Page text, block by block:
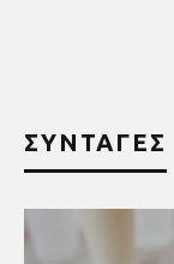
ΣΥΝΤΑΓΕΣ